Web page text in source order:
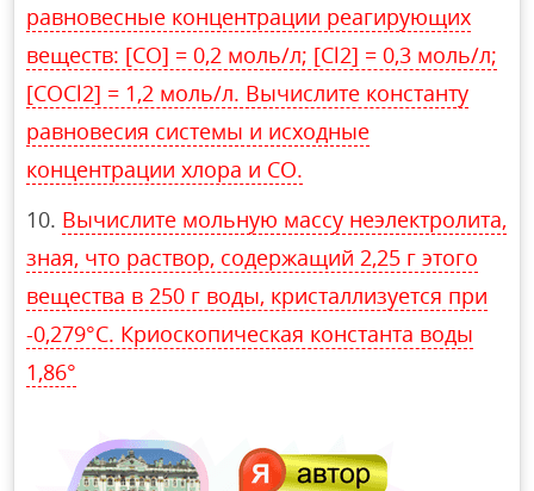
равновесные концентрации реагирующих
веществ: [СО] = 0,2 моль/л; [Cl2] = 0,3 моль/л;
[СОСl2] = 1,2 моль/л. Вычислите константу
равновесия системы и исходные
концентрации хлора и СО.
Вычислите мольную массу неэлектролита,
зная, что раствор, содержащий 2,25 г этого
вещества в 250 г воды, кристаллизуется при
-0,279°С. Криоскопическая константа воды
1,86°